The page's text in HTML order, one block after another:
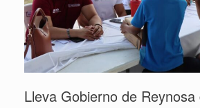
Lleva Gobierno de